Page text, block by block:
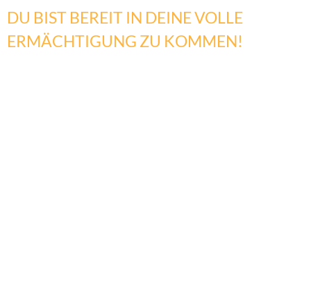
DU BIST BEREIT IN DEINE VOLLE
ERMÄCHTIGUNG ZU KOMMEN!